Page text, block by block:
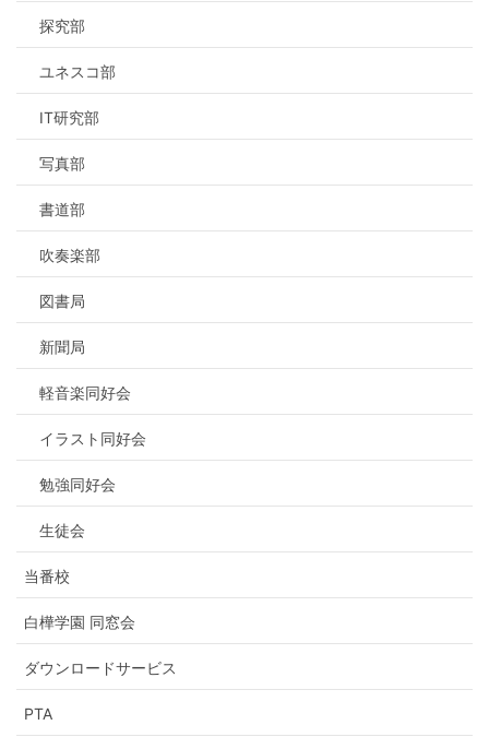
探究部
ユネスコ部
IT研究部
写真部
書道部
吹奏楽部
図書局
新聞局
軽音楽同好会
イラスト同好会
勉強同好会
生徒会
当番校
白樺学園 同窓会
ダウンロードサービス
PTA